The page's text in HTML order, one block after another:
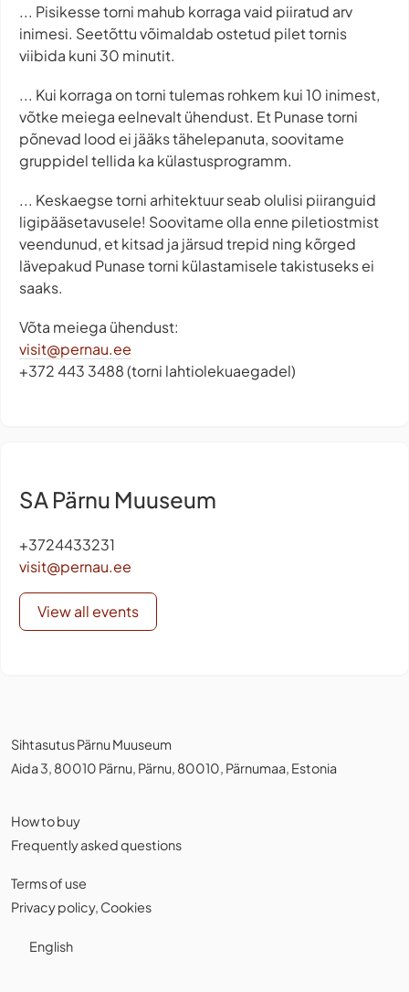
... Pisikesse torni mahub korraga vaid piiratud arv
inimesi. Seetõttu võimaldab ostetud pilet tornis
viibida kuni 30 minutit.
... Kui korraga on torni tulemas rohkem kui 10 inimest,
võtke meiega eelnevalt ühendust. Et Punase torni
põnevad lood ei jääks tähelepanuta, soovitame
gruppidel tellida ka külastusprogramm.
... Keskaegse torni arhitektuur seab olulisi piiranguid
ligipääsetavusele! Soovitame olla enne piletiostmist
veendunud, et kitsad ja järsud trepid ning kõrged
lävepakud Punase torni külastamisele takistuseks ei
saaks.
Võta meiega ühendust:
visit@pernau.ee
+372 443 3488 (torni lahtiolekuaegadel)
SA Pärnu Muuseum
+3724433231
visit@pernau.ee
View all events
Sihtasutus Pärnu Muuseum
Aida 3, 80010 Pärnu, Pärnu, 80010, Pärnumaa, Estonia
How to buy
Frequently asked questions
Terms of use
Privacy policy, Cookies
English